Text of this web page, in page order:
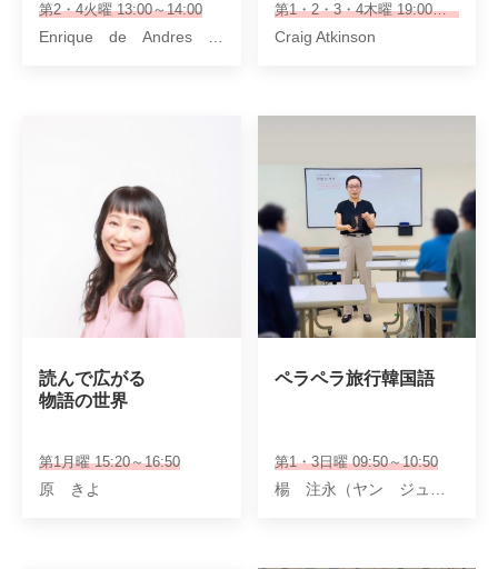
第2・4火曜 13:00～14:00 第1・2・3・4木曜 19:00～19:50
Craig Atkinson
読んで広がる
物語の世界
第1月曜 15:20～16:50
原 きよ
ペラペラ旅行韓国語
第1・3日曜 09:50～10:50